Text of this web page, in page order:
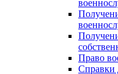
Право
Справки